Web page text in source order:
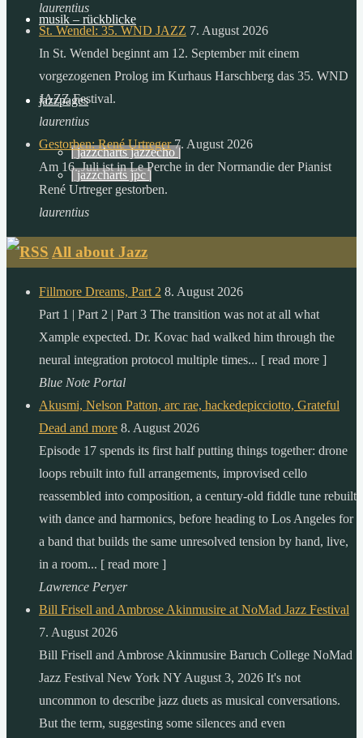
sonne,
menschheit
einem
ganzen
verbraucht.
musik – rückblicke
jazzpages
| jazzcharts jazzecho |
| jazzcharts jpc |
laurentius
St. Wendel: 35. WND JAZZ 7. August 2026
In St. Wendel beginnt am 12. September mit einem
vorgezogenen Prolog im Kurhaus Harschberg das 35. WND
JAZZ Festival.
laurentius
Gestorben: René Urtreger 7. August 2026
Am 16. Juli ist in Le Perche in der Normandie der Pianist
René Urtreger gestorben.
laurentius
All about Jazz
Fillmore Dreams, Part 2 8. August 2026
Part 1 | Part 2 | Part 3 The transition was not at all what
Xample expected. Dr. Kovac had walked him through the
neural integration protocol multiple times... [ read more ]
Blue Note Portal
Akusmi, Nelson Patton, arc rae, hackedepicciotto, Grateful
Dead and more 8. August 2026
Episode 17 spends its first half putting things together: drone
loops rebuilt into full arrangements, improvised cello
reassembled into composition, a century-old fiddle tune rebuilt
with dance and harmonics, before heading to Los Angeles for
a band that builds the same unresolved tension by hand, live,
in a room... [ read more ]
Lawrence Peryer
Bill Frisell and Ambrose Akinmusire at NoMad Jazz Festival
7. August 2026
Bill Frisell and Ambrose Akinmusire Baruch College NoMad
Jazz Festival New York NY August 3, 2026 It's not
uncommon to describe jazz duets as musical conversations.
But the term, suggesting some silences and even